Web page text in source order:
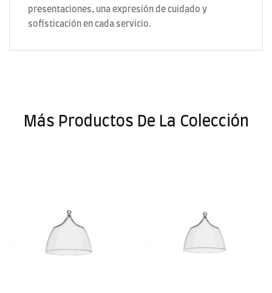
presentaciones, una expresión de cuidado y
sofisticación en cada servicio.
Más Productos De La Colección